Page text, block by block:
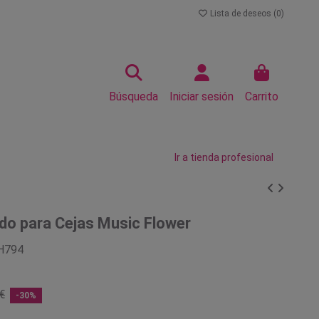
Lista de deseos (0)
Búsqueda Iniciar sesión Carrito
Ir a tienda profesional
para Cejas Music Flower
-30%